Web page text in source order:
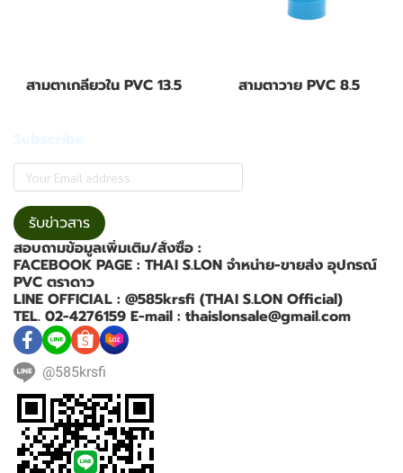
สามตาเกลียวใน PVC 13.5 สามตาวาย PVC 8.5
รับข่าวสาร
สอบถามข้อมูลเพิ่มเติม/สั่งซื้อ :
FACEBOOK PAGE : THAI S.LON จำหน่าย-ขายส่ง อุปกรณ์
PVC ตราดาว
LINE OFFICIAL : @585krsfi (THAI S.LON Official)
TEL. 02-4276159 E-mail : thaislonsale@gmail.com
@585krsfi